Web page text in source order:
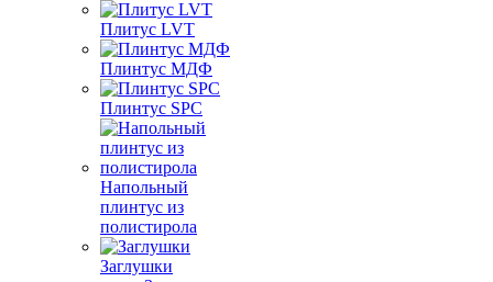
Плитус LVT
Плинтус МДФ
Плинтус SPC
Напольный
плинтус из
полистирола
Заглушки